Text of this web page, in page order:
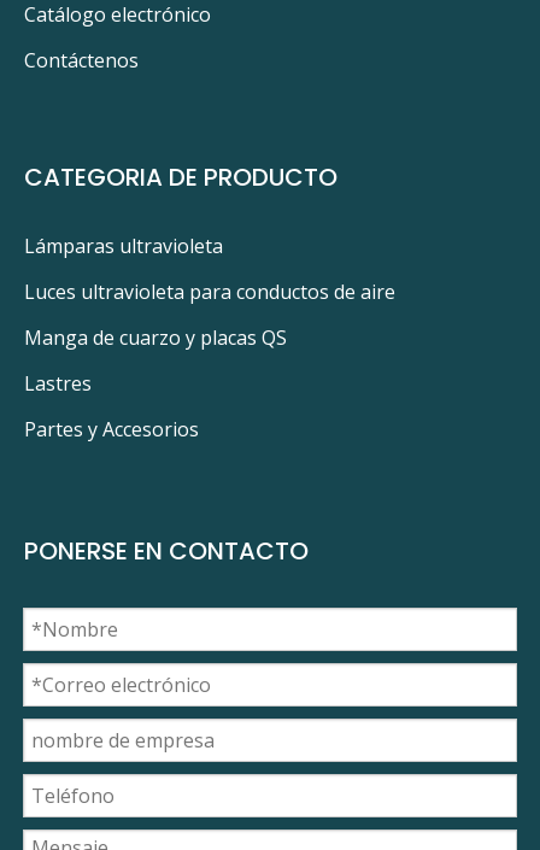
Catálogo electrónico
Contáctenos
CATEGORIA DE PRODUCTO
Lámparas ultravioleta
Luces ultravioleta para conductos de aire
Manga de cuarzo y placas QS
Lastres
Partes y Accesorios
PONERSE EN CONTACTO